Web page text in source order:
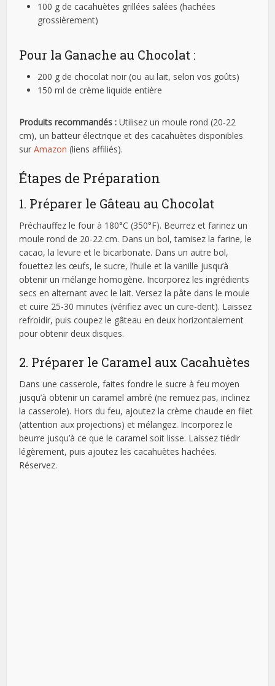
100 g de cacahuètes grillées salées (hachées
grossièrement)
Pour la Ganache au Chocolat :
200 g de chocolat noir (ou au lait, selon vos goûts)
150 ml de crème liquide entière
Produits recommandés : Utilisez un moule rond (20-22
cm), un batteur électrique et des cacahuètes disponibles
surAmazon (liens affiliés).
Étapes de Préparation
1. Préparer le Gâteau au Chocolat
Préchauffez le four à 180°C (350°F). Beurrez et farinez un
moule rond de 20-22 cm. Dans un bol, tamisez la farine, le
cacao, la levure et le bicarbonate. Dans un autre bol,
fouettez les œufs, le sucre, l’huile et la vanille jusqu’à
obtenir un mélange homogène. Incorporez les ingrédients
secs en alternant avec le lait. Versez la pâte dans le moule
et cuire 25-30 minutes (vérifiez avec un cure-dent). Laissez
refroidir, puis coupez le gâteau en deux horizontalement
pour obtenir deux disques.
2. Préparer le Caramel aux Cacahuètes
Dans une casserole, faites fondre le sucre à feu moyen
jusqu’à obtenir un caramel ambré (ne remuez pas, inclinez
la casserole). Hors du feu, ajoutez la crème chaude en filet
(attention aux projections) et mélangez. Incorporez le
beurre jusqu’à ce que le caramel soit lisse. Laissez tiédir
légèrement, puis ajoutez les cacahuètes hachées.
Réservez.